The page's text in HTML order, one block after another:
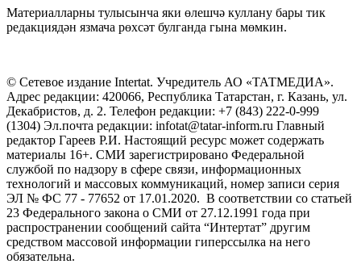
Материалларны тулысынча яки өлешчә куллану бары тик
редакциядән язмача рөхсәт булганда гына мөмкин.
© Сетевое издание Intertat. Учредитель АО «ТАТМЕДИА».
Адрес редакции: 420066, Республика Татарстан, г. Казань, ул.
Декабристов, д. 2. Телефон редакции: +7 (843) 222-0-999
(1304) Эл.почта редакции: infotat@tatar-inform.ru Главный
редактор Гареев Р.И. Настоящий ресурс может содержать
материалы 16+. СМИ зарегистрировано Федеральной
службой по надзору в сфере связи, информационных
технологий и массовых коммуникаций, номер записи серия
ЭЛ № ФС 77 - 77652 от 17.01.2020. В соответствии со статьей
23 Федерального закона о СМИ от 27.12.1991 года при
распространении сообщений сайта “Интертат” другим
средством массовой информации гиперссылка на него
обязательна.